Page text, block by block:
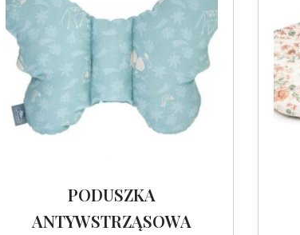
PODUSZKA
ANTYWSTRZĄSOWA